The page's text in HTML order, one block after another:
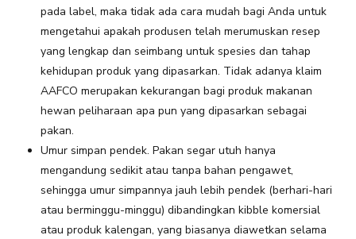
pada label, maka tidak ada cara mudah bagi Anda untuk
mengetahui apakah produsen telah merumuskan resep
yang lengkap dan seimbang untuk spesies dan tahap
kehidupan produk yang dipasarkan. Tidak adanya klaim
AAFCO merupakan kekurangan bagi produk makanan
hewan peliharaan apa pun yang dipasarkan sebagai
pakan.
Umur simpan pendek. Pakan segar utuh hanya
mengandung sedikit atau tanpa bahan pengawet,
sehingga umur simpannya jauh lebih pendek (berhari-hari
atau berminggu-minggu) dibandingkan kibble komersial
atau produk kalengan, yang biasanya diawetkan selama